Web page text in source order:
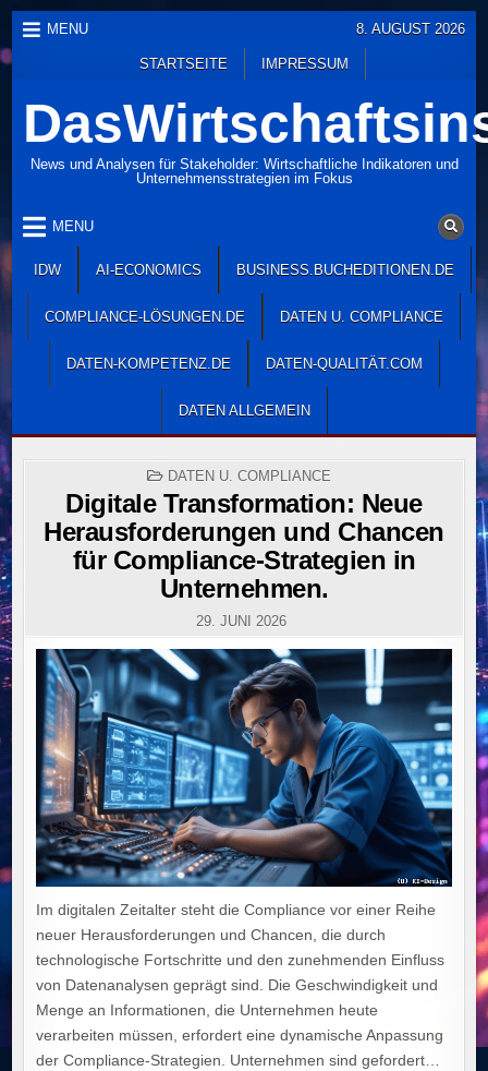
Skip
to
content
MENU
STARTSEITE IMPRESSUM
8. AUGUST 2026
News und Analysen für Stakeholder: Wirtschaftliche Indikatoren und
Unternehmensstrategien im Fokus
MENU
IDW AI-ECONOMICS BUSINESS.BUCHEDITIONEN.DE
COMPLIANCE-LÖSUNGEN.DE DATEN U. COMPLIANCE
DATEN-KOMPETENZ.DE DATEN-QUALITÄT.COM
DATEN ALLGEMEIN
POSTED
DATEN U. COMPLIANCE
Digitale Transformation: Neue
Herausforderungen und Chancen
für Compliance-Strategien in
Unternehmen.
29. JUNI 2026
Im digitalen Zeitalter steht die Compliance vor einer Reihe
neuer Herausforderungen und Chancen, die durch
technologische Fortschritte und den zunehmenden Einfluss
von Datenanalysen geprägt sind. Die Geschwindigkeit und
Menge an Informationen, die Unternehmen heute
verarbeiten müssen, erfordert eine dynamische Anpassung
der Compliance-Strategien. Unternehmen sind gefordert…